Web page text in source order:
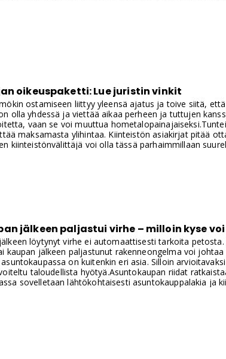
oikeuspaketti: Lue juristin vinkit
ostamiseen liittyy yleensä ajatus ja toive siitä,
olla yhdessä ja viettää aikaa perheen ja tuttujen
vaan se voi muuttua
maksamasta ylihintaa. Kiinteistön asiakirjat pitää
kiinteistönvälittäjä voi olla tässä parhaimmillaan
jälkeen paljastui virhe – milloin kyse
löytynyt virhe ei automaattisesti tarkoita
kaupan jälkeen paljastunut rakenneongelma voi
on kuitenkin eri asia. Silloin
taloudellista hyötyä.Asuntokaupan riidat
sovelletaan lähtökohtaisesti asuntokauppalakia ja